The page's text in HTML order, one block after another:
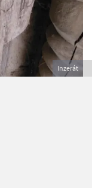
Inzerát